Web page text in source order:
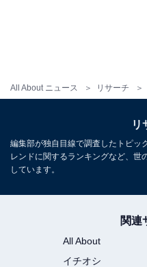
All About ニュース リサーチ
この記事の執
フリーライター及び編集補佐
レビ好きが高じて複数のエンタ
い・バラエティ番組を網羅的に
も大半がテレビから。宣伝会議
10位
リ
編集部が独自目線で調査したトピッ
レンドに関するランキングなど、世
しています。
関連
All About
イチオシ